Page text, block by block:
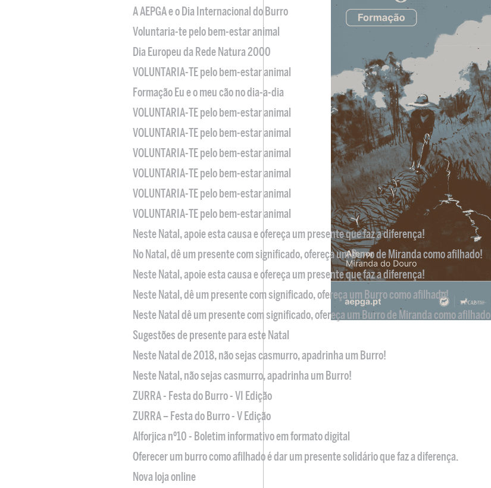
A AEPGA e o Dia Internacional do Burro
Voluntaria-te pelo bem-estar animal
Dia Europeu da Rede Natura 2000
VOLUNTARIA-TE pelo bem-estar animal
Formação Eu e o meu cão no dia-a-dia
VOLUNTARIA-TE pelo bem-estar animal
VOLUNTARIA-TE pelo bem-estar animal
VOLUNTARIA-TE pelo bem-estar animal
VOLUNTARIA-TE pelo bem-estar animal
VOLUNTARIA-TE pelo bem-estar animal
VOLUNTARIA-TE pelo bem-estar animal
Neste Natal, apoie esta causa e ofereça um presente que faz a diferença!
No Natal, dê um presente com significado, ofereça um Burro de Miranda como afilhado!
Neste Natal, apoie esta causa e ofereça um presente que faz a diferença!
Neste Natal, dê um presente com significado, ofereça um Burro como afilhado!
Neste Natal dê um presente com significado, ofereça um Burro de Miranda como afilhado
Sugestões de presente para este Natal
Neste Natal de 2018, não sejas casmurro, apadrinha um Burro!
Neste Natal, não sejas casmurro, apadrinha um Burro!
ZURRA - Festa do Burro - VI Edição
ZURRA – Festa do Burro - V Edição
Alforjica nº10 - Boletim informativo em formato digital
Oferecer um burro como afilhado é dar um presente solidário que faz a diferença.
Nova loja online